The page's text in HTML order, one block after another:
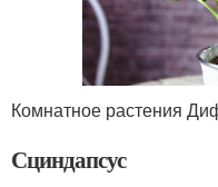
Комнатное растения
Сциндапсус